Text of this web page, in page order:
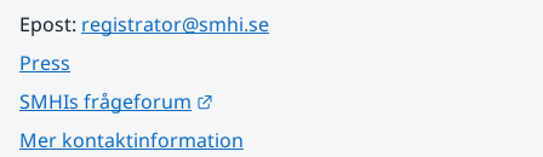
Epost: registrator@smhi.se
Press
SMHIs frågeforum
Mer kontaktinformation